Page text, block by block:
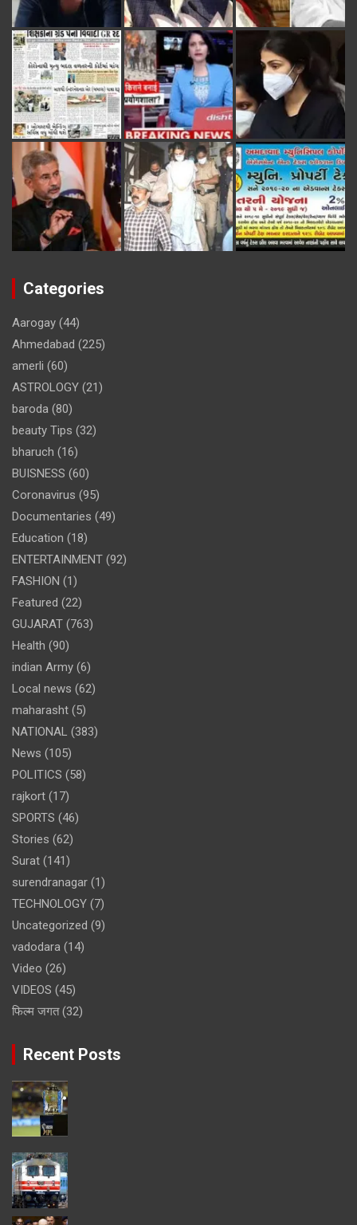
Categories
Aarogay (44)
Ahmedabad (225)
amerli (60)
ASTROLOGY (21)
baroda (80)
beauty Tips (32)
bharuch (16)
BUISNESS (60)
Coronavirus (95)
Documentaries (49)
Education (18)
ENTERTAINMENT (92)
FASHION (1)
Featured (22)
GUJARAT (763)
Health (90)
indian Army (6)
Local news (62)
maharasht (5)
NATIONAL (383)
News (105)
POLITICS (58)
rajkort (17)
SPORTS (46)
Stories (62)
Surat (141)
surendranagar (1)
TECHNOLOGY (7)
Uncategorized (9)
vadodara (14)
Video (26)
VIDEOS (45)
फिल्म जगत(32)
Recent Posts